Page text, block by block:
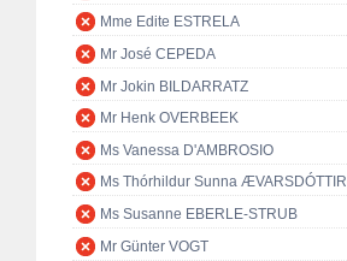
Mme Edite ESTRELA
Mr José CEPEDA
Mr Jokin BILDARRATZ
Mr Henk OVERBEEK
Ms Vanessa D'AMBROSIO
Ms Thórhildur Sunna ÆVARSDÓTTIR
Ms Susanne EBERLE-STRUB
Mr Günter VOGT